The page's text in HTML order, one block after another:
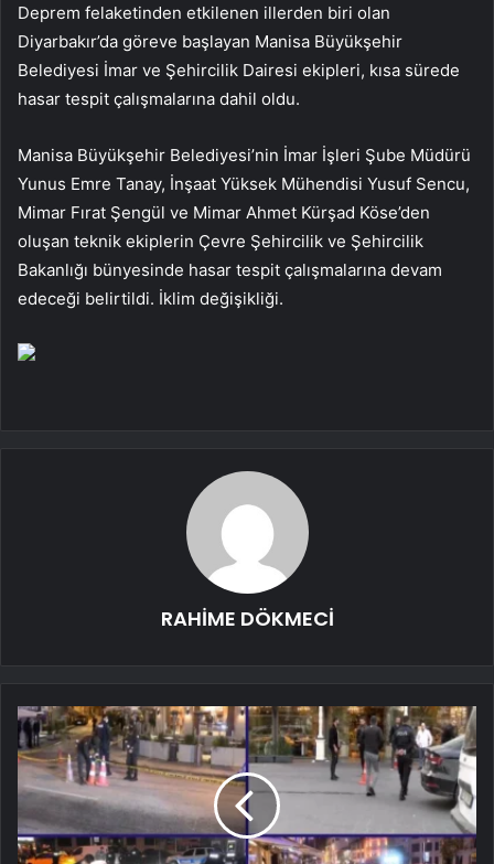
Deprem felaketinden etkilenen illerden biri olan
Diyarbakır’da göreve başlayan Manisa Büyükşehir
Belediyesi İmar ve Şehircilik Dairesi ekipleri, kısa sürede
hasar tespit çalışmalarına dahil oldu.
Manisa Büyükşehir Belediyesi’nin İmar İşleri Şube Müdürü
Yunus Emre Tanay, İnşaat Yüksek Mühendisi Yusuf Sencu,
Mimar Fırat Şengül ve Mimar Ahmet Kürşad Köse’den
oluşan teknik ekiplerin Çevre Şehircilik ve Şehircilik
Bakanlığı bünyesinde hasar tespit çalışmalarına devam
edeceği belirtildi. İklim değişikliği.
RAHİME DÖKMECİ